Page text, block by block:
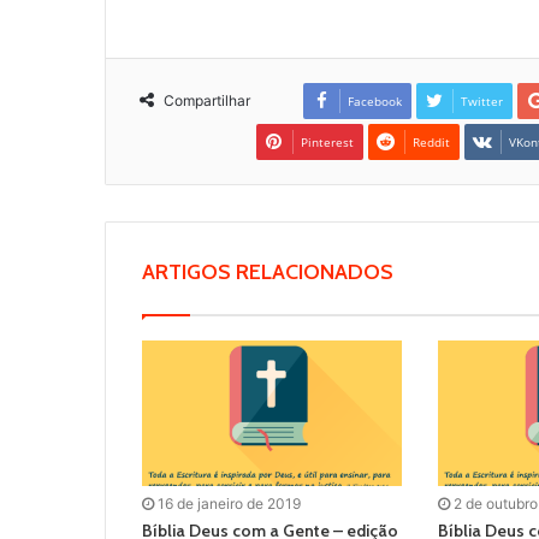
Compartilhar Facebook Twitter
Pinterest Reddit
ARTIGOS RELACIONADOS
16 de janeiro de 2019
Bíblia Deus com a Gente – edição
2 de
Bíblia Deus